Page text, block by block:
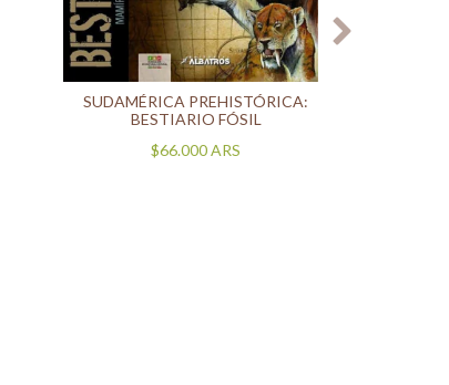
SUDAMÉRICA PREHISTÓRICA:
BESTIARIO FÓSIL
$66.000ARS